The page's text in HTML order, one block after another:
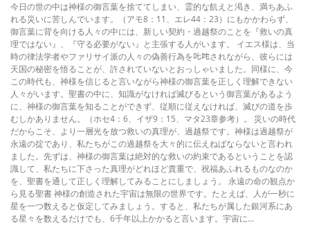
今日の世の中は神様の御言葉を捨ててしまい、霊的な飢えと渇き、満ちあふ
れる災いに苦しんでいます。（アモ8：11、エレ44：23）にもかかわらず、
御言葉に背を向ける人々の中には、新しい契約・過越祭のことを『救いの真
理ではない』、『守る必要がない』と主張する人がいます。 イエス様は、当
時の律法学者やファリサイ派の人々の偽善行為を𠮟咤されながら、彼らには
天国の秘密を悟ることが、許されていないとおっしゃいました。同様に、今
この時代も、神様を信じると言いながら神様の御言葉を正しく理解できない
人々がいます。聖書の中に、知識がなければ滅びるという御言葉があるよう
に、神様の御言葉を知ることができず、従順に従えなければ、滅びの道を歩
むしかありません。（ホセ4：6、イザ9：15、マタ23章参考）。 災いの時代
だからこそ、より一層光を放つ救いの真理が、過越祭です。神様は過越祭が
永遠の掟であり、私たちがこの過越祭を大々的に伝えねばならないと言われ
ました。先ずは、神様の御言葉は絶対的な救いの約束であるということを認
識して、私たちに下さった真理がどれほど貴重で、祝福あふれるものなのか
を、聖書を通して正しく理解してみることにしましょう。 永遠の命の観点か
ら見る聖書 神様の創造された宇宙は無限の世界です。たとえば、人が一秒に
星を一つ数えると仮定してみましょう。すると、私たちが属した銀河系にあ
る星々を数えるだけでも、6千年以上かかると言います。宇宙に...